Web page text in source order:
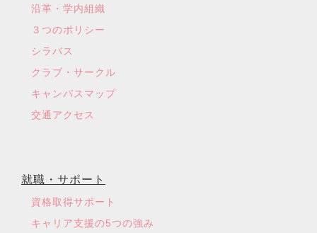
沿革・学内組織
３つのポリシー
シラバス
クラブ・サークル
キャンパスマップ
交通アクセス
就職・サポート
資格取得サポート
キャリア支援の5つの強み